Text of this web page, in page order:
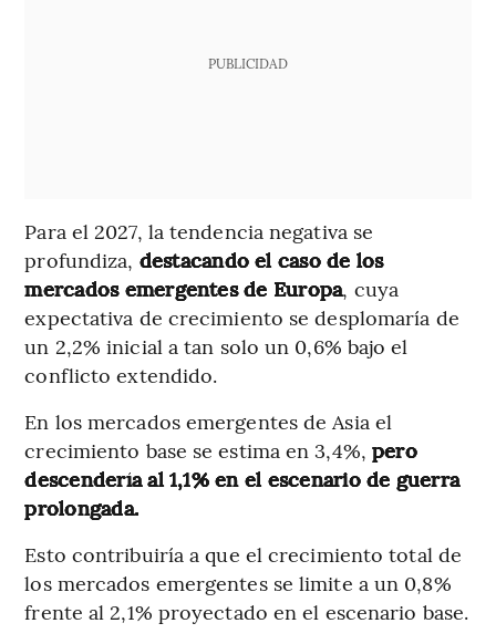
PUBLICIDAD
Para el 2027, la tendencia negativa se
profundiza, destacando el caso de los
mercados emergentes de Europa, cuya
expectativa de crecimiento se desplomaría de
un 2,2% inicial a tan solo un 0,6% bajo el
conflicto extendido.
En los mercados emergentes de Asia el
crecimiento base se estima en 3,4%, pero
descendería al 1,1% en el escenario de guerra
prolongada.
Esto contribuiría a que el crecimiento total de
los mercados emergentes se limite a un 0,8%
frente al 2,1% proyectado en el escenario base.